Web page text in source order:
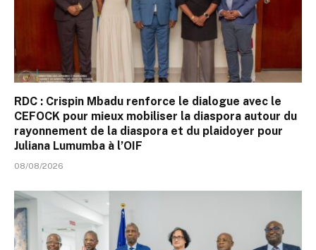
RDC : Crispin Mbadu renforce le dialogue avec le
CEFOCK pour mieux mobiliser la diaspora autour du
rayonnement de la diaspora et du plaidoyer pour
Juliana Lumumba à l’OIF
08/08/2026